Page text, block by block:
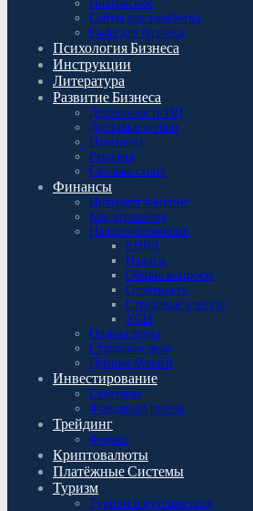
Интересное
Сайты для заработка
Софт для бизнеса
Психология Бизнеса
Инструкции
Литература
Развитие Бизнеса
Деятельность ИП
Доставки и сбыт
Партнёры
Реклама
Сколько стоит
Финансы
Интернет банкинг
Кредитование
Налогообложение
ЕНВД
Налоги
Общие вопросы
Отчётность
Страховые взносы
УСН
Оплата труда
Страховое дело
Ценные бумаги
Инвестирование
Стартапы
Фондовый рынок
Трейдинг
Форекс
Криптовалюты
Платёжные Системы
Туризм
Туризм и путешествия